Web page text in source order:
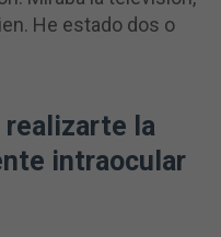
He estado dos o
realizarte la
intraocular